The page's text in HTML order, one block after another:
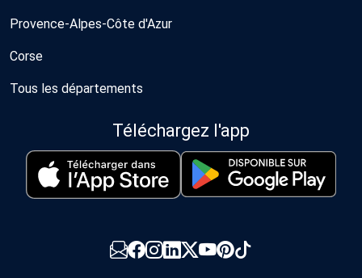
Provence-Alpes-Côte d'Azur
Corse
Tous les départements
Téléchargez l'app